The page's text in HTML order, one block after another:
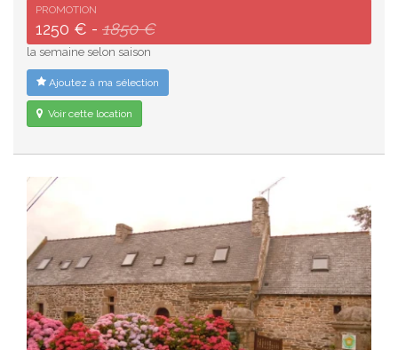
PROMOTION
1250 € - 1850 €
la semaine selon saison
Ajoutez à ma sélection
Voir cette location